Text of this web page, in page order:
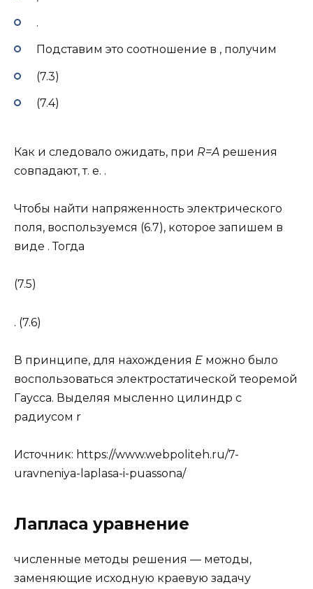
.
Подставим это соотношение в , получим
(7.3)
(7.4)
Как и следовало ожидать, при R=A решения
совпадают, т. е. .
Чтобы найти напряженность электрического
поля, воспользуемся (6.7), которое запишем в
виде . Тогда
(7.5)
. (7.6)
В принципе, для нахождения E можно было
воспользоваться электростатической теоремой
Гаусса. Выделяя мысленно цилиндр с
радиусом r
Источник: https://www.webpoliteh.ru/7-
uravneniya-laplasa-i-puassona/
Лапласа уравнение
численные методы решения — методы,
заменяющие исходную краевую задачу